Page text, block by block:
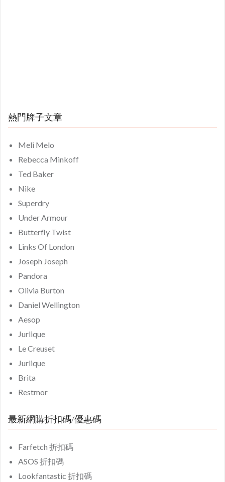
熱門牌子文章
Meli Melo
Rebecca Minkoff
Ted Baker
Nike
Superdry
Under Armour
Butterfly Twist
Links Of London
Joseph Joseph
Pandora
Olivia Burton
Daniel Wellington
Aesop
Jurlique
Le Creuset
Jurlique
Brita
Restmor
最新網購折扣碼/優惠碼
Farfetch 折扣碼
ASOS 折扣碼
Lookfantastic 折扣碼